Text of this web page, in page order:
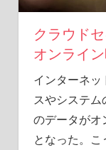
要
う。
クラウド
オンライ
インターネ
スやシステ
のデータがオ
となった。 こ